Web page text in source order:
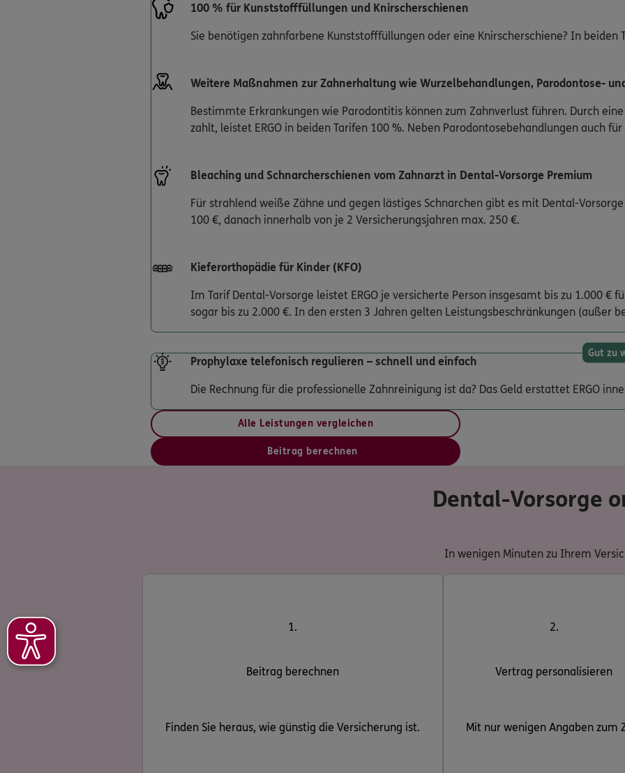
100 % für Kunststofffüllungen und Knirscherschienen
Sie benötigen zahnfarbene Kunststofffüllungen oder eine Knirscherschiene? In beiden
Weitere Maßnahmen zur Zahnerhaltung wie Wurzelbehandlungen, Parodontose-
Bestimmte Erkrankungen wie Parodontitis können zum Zahnverlust führen. Durch
zahlt, leistet ERGO in beiden Tarifen 100 %. Neben Parodontosebehandlungen auch
Bleaching und Schnarcherschienen vom Zahnarzt in Dental-Vorsorge Premium
Für strahlend weiße Zähne und gegen lästiges Schnarchen gibt es mit Dental-
100 €, danach innerhalb von je 2 Versicherungsjahren max. 250 €.
Kieferorthopädie für Kinder (KFO)
Im Tarif Dental-Vorsorge leistet ERGO je versicherte Person insgesamt bis zu 1.000
sogar bis zu 2.000 €. In den ersten 3 Jahren gelten Leistungsbeschränkungen (außer
Gut zu
Prophylaxe telefonisch regulieren – schnell und einfach
Die Rechnung für die professionelle Zahnreinigung ist da? Das Geld erstattet ERGO
Alle Leistungen vergleichen
Beitrag berechnen
Dental-Vorsorge
In wenigen Minuten zu Ihrem
1.
Beitrag berechnen
Finden Sie heraus, wie günstig die Versicherung ist.
2.
Vertrag personalisieren
Mit nur wenigen Angaben zum